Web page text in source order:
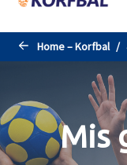
Home – Korfbal
Mis